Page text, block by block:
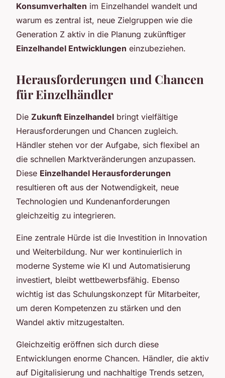
Konsumverhalten im Einzelhandel wandelt und
warum es zentral ist, neue Zielgruppen wie die
Generation Z aktiv in die Planung zukünftiger
Einzelhandel Entwicklungen einzubeziehen.
Herausforderungen und Chancen
für Einzelhändler
Die Zukunft Einzelhandel bringt vielfältige
Herausforderungen und Chancen zugleich.
Händler stehen vor der Aufgabe, sich flexibel an
die schnellen Marktveränderungen anzupassen.
Diese Einzelhandel Herausforderungen
resultieren oft aus der Notwendigkeit, neue
Technologien und Kundenanforderungen
gleichzeitig zu integrieren.
Eine zentrale Hürde ist die Investition in Innovation
und Weiterbildung. Nur wer kontinuierlich in
moderne Systeme wie KI und Automatisierung
investiert, bleibt wettbewerbsfähig. Ebenso
wichtig ist das Schulungskonzept für Mitarbeiter,
um deren Kompetenzen zu stärken und den
Wandel aktiv mitzugestalten.
Gleichzeitig eröffnen sich durch diese
Entwicklungen enorme Chancen. Händler, die aktiv
auf Digitalisierung und nachhaltige Trends setzen,